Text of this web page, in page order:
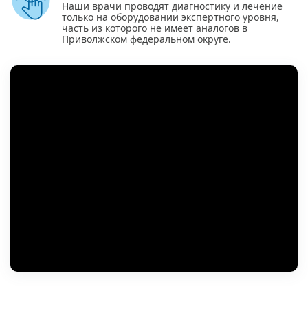
Наши врачи проводят диагностику и лечение
только на оборудовании экспертного уровня,
часть из которого не имеет аналогов в
Приволжском федеральном округе.